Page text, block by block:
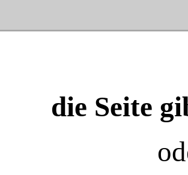
die Seite